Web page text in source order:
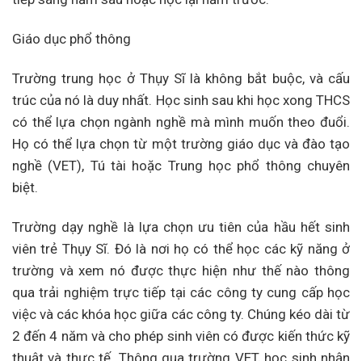
Giáo dục phổ thông
Trường trung học ở Thụy Sĩ là không bắt buộc, và cấu
trúc của nó là duy nhất. Học sinh sau khi học xong THCS
có thể lựa chọn ngành nghề mà mình muốn theo đuổi.
Họ có thể lựa chọn từ một trường giáo dục và đào tạo
nghề (VET), Tú tài hoặc Trung học phổ thông chuyên
biệt.
Trường dạy nghề là lựa chọn ưu tiên của hầu hết sinh
viên trẻ Thụy Sĩ. Đó là nơi họ có thể học các kỹ năng ở
trường và xem nó được thực hiện như thế nào thông
qua trải nghiệm trực tiếp tại các công ty cung cấp học
việc và các khóa học giữa các công ty. Chúng kéo dài từ
2 đến 4 năm và cho phép sinh viên có được kiến ​​thức kỹ